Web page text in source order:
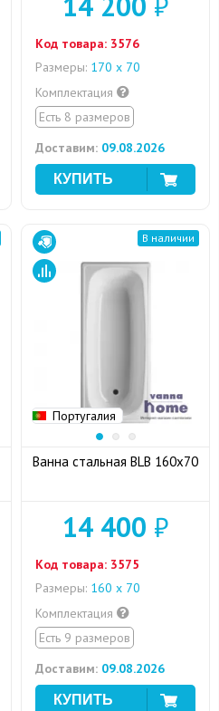
Код товара: 3576
Размеры: 170 х 70
Комплектация
Есть 8 размеров
Доставим: 09.08.2026
Португалия
В наличии
Ванна стальная BLB 160x70
14 400 ₽
Код товара: 3575
Размеры: 160 х 70
Комплектация
Есть 9 размеров
Доставим: 09.08.2026